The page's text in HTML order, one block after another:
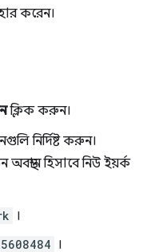
করেন।
ক্লিক করুন।
নির্দিষ্ট করুন।
হিসাবে নিউ ইয়র্ক
।
।